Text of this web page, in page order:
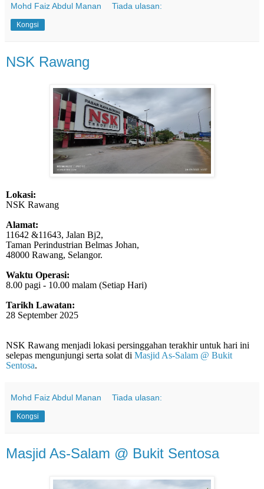
Mohd Faiz Abdul Manan Tiada ulasan:
Kongsi
NSK Rawang
Lokasi:
NSK Rawang
Alamat:
11642 &11643, Jalan Bj2,
Taman Perindustrian Belmas Johan,
48000 Rawang, Selangor.
Waktu Operasi:
8.00 pagi - 10.00 malam (Setiap Hari)
Tarikh Lawatan:
28 September 2025
NSK Rawang menjadi lokasi persinggahan terakhir untuk hari ini
selepas mengunjungi serta solat di Masjid As-Salam @ Bukit
Sentosa.
Mohd Faiz Abdul Manan Tiada ulasan:
Kongsi
Masjid As-Salam @ Bukit Sentosa